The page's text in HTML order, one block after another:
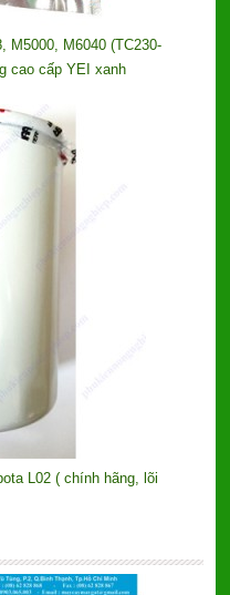
M5000, M6040 (TC230-
cao cấp YEI xanh
L02 ( chính hãng, lõi